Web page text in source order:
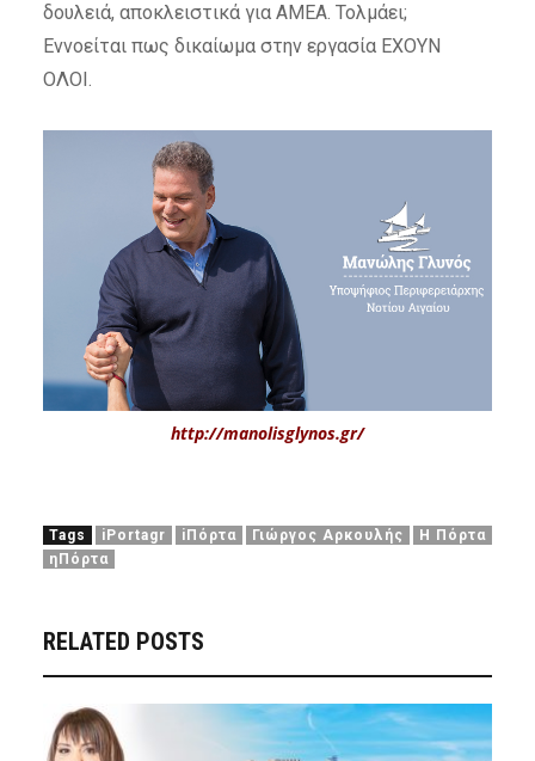
δουλειά, αποκλειστικά για ΑΜΕΑ. Τολμάει;
Εννοείται πως δικαίωμα στην εργασία ΕΧΟΥΝ
ΟΛΟΙ.
http://manolisglynos.gr/
Tags iPortagr iΠόρτα Γιώργος Αρκουλής
Η Πόρτα
ηΠόρτα
RELATED POSTS